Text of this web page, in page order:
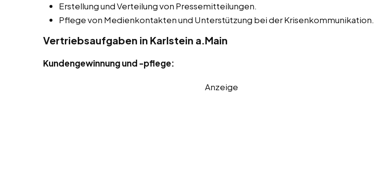
Erstellung und Verteilung von Pressemitteilungen.
Pflege von Medienkontakten und Unterstützung bei der Krisenkommunikation.
Vertriebsaufgaben in Karlstein a.Main
Kundengewinnung und -pflege:
Anzeige